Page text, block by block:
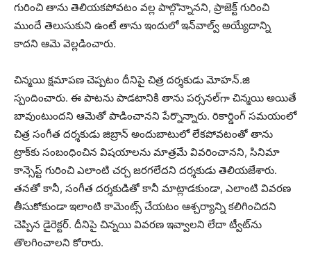
గురించి తాను తెలియకపోవ‌టం వ‌ల్ల పాల్గొన్నాన‌ని, ప్రాజెక్ట్ గురించి
ముందే తెలుసుకుని ఉంటే తాను ఇందులో ఇన్‌వాల్వ్ అయ్యేదాన్ని
కాద‌ని ఆమె వెల్లడించారు.
చిన్మ‌యి క్ష‌మాప‌ణ చెప్ప‌టం దీనిపై చిత్ర ద‌ర్శ‌కుడు మోహ‌న్‌.జి
స్పందించారు. ఈ పాట‌ను పాడ‌టానికి తాను ప‌ర్స‌న‌ల్‌గా చిన్మ‌యి అయితే
బావుంటుంద‌ని ఆమెతో పాడించాన‌ని పేర్నొన్నారు. రికార్డింగ్ స‌మ‌యంలో
చిత్ర సంగీత ద‌ర్శ‌కుడు జిబ్రాన్‌ అందుబాటులో లేక‌పోవ‌టంతో తాను
ట్రాక్‌కు సంబంధించిన విష‌యాల‌ను మాత్ర‌మే వివ‌రించాన‌ని, సినిమా
కాన్సెప్ట్ గురించి ఎలాంటి చ‌ర్చ జ‌ర‌గ‌లేద‌ని ద‌ర్శ‌కుడు తెలియ‌జేశారు.
త‌న‌తో కానీ, సంగీత ద‌ర్శ‌కుడితో కానీ మాట్లాడ‌కుండా, ఎలాంటి వివ‌ర‌ణ
తీసుకోకుండా ఇలాంటి కామెంట్స్ చేయ‌టం ఆశ్చ‌ర్యాన్ని క‌లిగించిద‌ని
చెప్పిన డైరెక్ట‌ర్‌. దీనిపై చిన్న‌యి వివ‌ర‌ణ ఇవ్వాల‌ని లేదా ట్వీట్‌ను
తొల‌గించాల‌ని కోరారు.